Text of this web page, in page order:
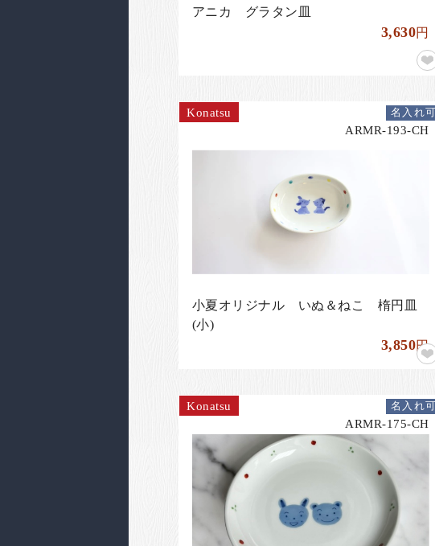
アニカ グラタン皿
3,630円
Konatsu
ARMR-193-CH
名入れ可
小夏オリジナル いぬ＆ねこ 楕円皿
(小)
3,850円
Konatsu
ARMR-175-CH
名入れ可